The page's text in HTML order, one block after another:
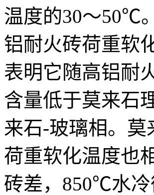
温度的30～50℃
铝耐火砖荷重软
表明它随高铝耐
含量低于莫来石
来石-玻璃相。莫
荷重软化温度也
砖差，850℃水冷